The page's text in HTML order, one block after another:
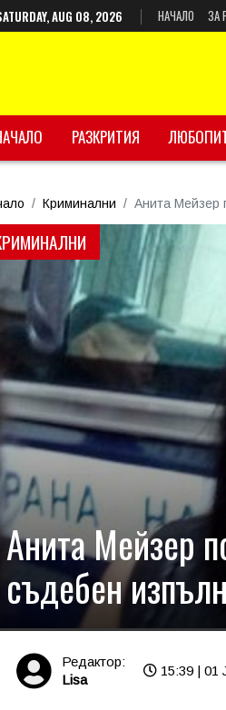
AUG 08, 2026 НАЧАЛО ЗА
РАЗКРИТИЯ
Криминални Анита Мейзер
Анита Мейзер
съдебен
Редактор:
Lisa
15:39 | 01